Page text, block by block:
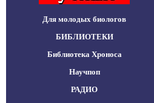
Для молодых биологов
БИБЛИОТЕКИ
Библиотека Хроноса
Научпоп
РАДИО